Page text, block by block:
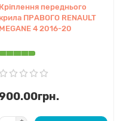
Кріплення переднього
крила ПРАВОГО RENAULT
MEGANE 4 2016-20